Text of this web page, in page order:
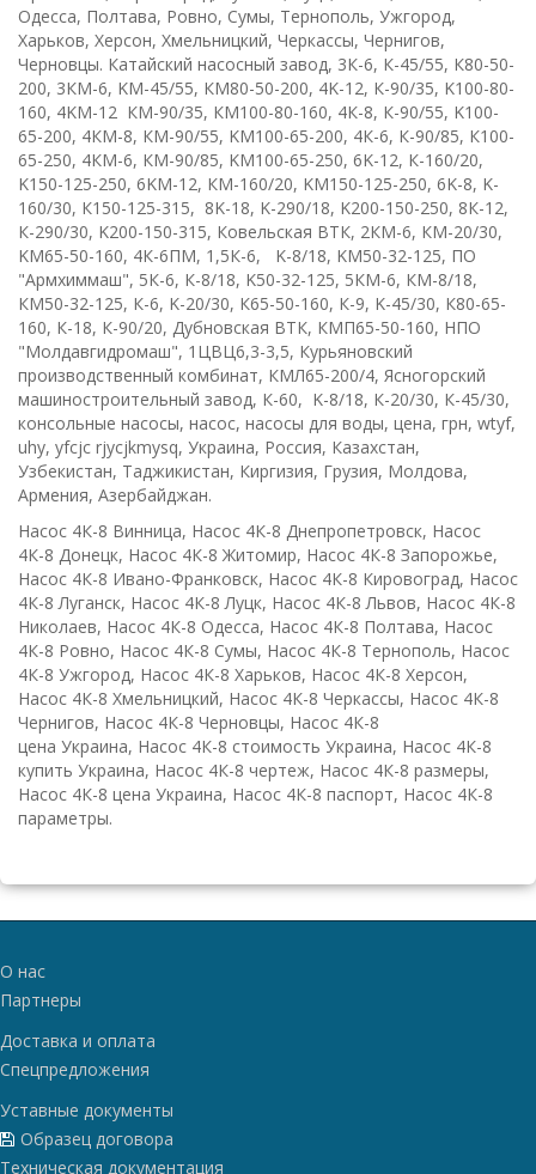
Одесса, Полтава, Ровно, Сумы, Тернополь, Ужгород,
Харьков, Херсон, Хмельницкий, Черкассы, Чернигов,
Черновцы. Катайский насосный завод, 3К-6, К-45/55, К80-50-
200, 3КМ-6, KM-45/55, КМ80-50-200, 4K-12, К-90/35, K100-80-
160, 4KM-12 КМ-90/35, КМ100-80-160, 4К-8, К-90/55, K100-
65-200, 4КМ-8, КМ-90/55, KM100-65-200, 4К-6, К-90/85, К100-
65-250, 4КМ-6, КМ-90/85, KM100-65-250, 6K-12, К-160/20,
K150-125-250, 6KM-12, КМ-160/20, KM150-125-250, 6K-8, K-
160/30, К150-125-315, 8K-18, K-290/18, K200-150-250, 8К-12,
К-290/30, K200-150-315, Ковельская ВТК, 2КМ-6, КМ-20/30,
KM65-50-160, 4К-6ПМ, 1,5К-6, K-8/18, KM50-32-125, ПО
"Армхиммаш", 5К-6, К-8/18, K50-32-125, 5КМ-6, КМ-8/18,
КМ50-32-125, К-6, K-20/30, К65-50-160, К-9, K-45/30, К80-65-
160, К-18, К-90/20, Дубновская ВТК, КМП65-50-160, НПО
"Молдавгидромаш", 1ЦВЦ6,3-3,5, Курьяновский
производственный комбинат, КМЛ65-200/4, Ясногорский
машиностроительный завод, К-60, K-8/18, К-20/30, К-45/30,
консольные насосы, насос, насосы для воды, цена, грн, wtyf,
uhy, yfcjc rjycjkmysq, Украина, Россия, Казахстан,
Узбекистан, Таджикистан, Киргизия, Грузия, Молдова,
Армения, Азербайджан.
Насос 4К-8 Винница, Насос 4К-8 Днепропетровск, Насос
4К-8 Донецк, Насос 4К-8 Житомир, Насос 4К-8 Запорожье,
Насос 4К-8 Ивано-Франковск, Насос 4К-8 Кировоград, Насос
4К-8 Луганск, Насос 4К-8 Луцк, Насос 4К-8 Львов, Насос 4К-8
Николаев, Насос 4К-8 Одесса, Насос 4К-8 Полтава, Насос
4К-8 Ровно, Насос 4К-8 Сумы, Насос 4К-8 Тернополь, Насос
4К-8 Ужгород, Насос 4К-8 Харьков, Насос 4К-8 Херсон,
Насос 4К-8 Хмельницкий, Насос 4К-8 Черкассы, Насос 4К-8
Чернигов, Насос 4К-8 Черновцы, Насос 4К-8
цена Украина, Насос 4К-8 стоимость Украина, Насос 4К-8
купить Украина, Насос 4К-8 чертеж, Насос 4К-8 размеры,
Насос 4К-8 цена Украина, Насос 4К-8 паспорт, Насос 4К-8
параметры.
О нас
Партнеры
Доставка и оплата
Спецпредложения
Уставные документы
Образец договора
Техническая документация